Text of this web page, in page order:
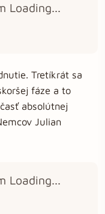
Loading...
Tretíkrát sa
fáze a to
absolútnej
Julian
Loading...